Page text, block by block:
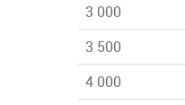
3 000
3 500
4 000